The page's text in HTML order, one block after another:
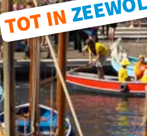
VAN